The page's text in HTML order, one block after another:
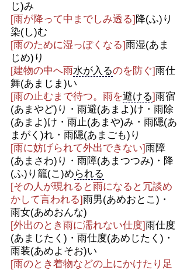
じ)み
[雨が降って中までしみ透る]降(ふ)り
染(し)む
[雨のために湿っぽくなる]雨湿(あま
じめ)り
[建物の中へ雨水が入るのを防ぐ]雨仕
舞(あまじま)い
[雨の止むまで待つ。雨を避ける]雨宿
(あまやど)り・雨避(あまよ)け・雨除
(あまよ)け・雨止(あまや)み・雨隠(あ
まがく)れ・雨隠(あまごも)り
[雨に妨げられて外出できない]雨障
(あまさわ)り・雨障(あまつつみ)・降
(ふ)り籠(こ)め られる
[その人が現れると雨になると冗談め
かして言われる]雨男(あめおとこ)・
雨女(あめおんな)
[外出のとき雨に濡れない仕度]雨仕度
(あまじたく)・雨仕度(あめじたく)・
雨装(あめよそお)い
[雨のとき着物などの上にかけたり足